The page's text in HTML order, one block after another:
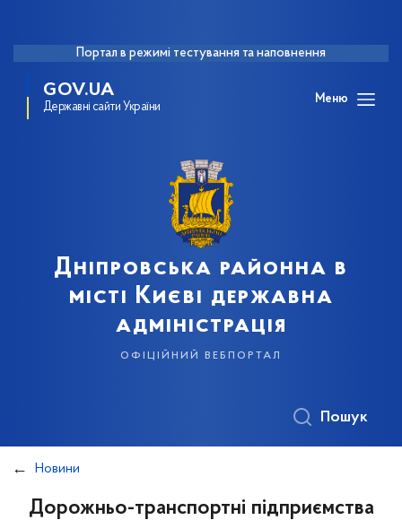
Портал в режимі тестування та наповнення
GOV.UA
Державні сайти України
Меню
Дніпровська районна в
місті Києві державна
адміністрація
офіційний вебпортал
Пошук
Новини
Дорожньо-транспортні підприємства